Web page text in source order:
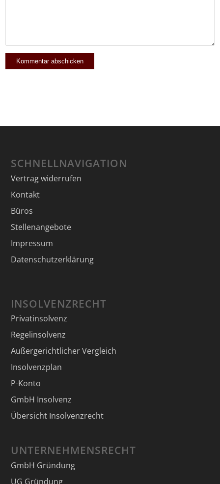
SCHNELLNAVIGATION
Vertrag widerrufen
Kontakt
Büros
Stellenangebote
Impressum
Datenschutzerklärung
INSOLVENZRECHT
Privatinsolvenz
Regelinsolvenz
Außergerichtlicher Vergleich
Insolvenzplan
P-Konto
GmbH Insolvenz
Übersicht Insolvenzrecht
UNTERNEHMENSRECHT
GmbH Gründung
UG Gründung